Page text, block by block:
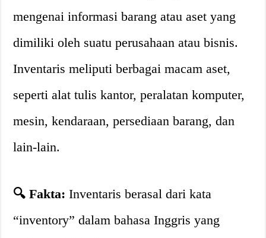
mengenai informasi barang atau aset yang
dimiliki oleh suatu perusahaan atau bisnis.
Inventaris meliputi berbagai macam aset,
seperti alat tulis kantor, peralatan komputer,
mesin, kendaraan, persediaan barang, dan
lain-lain.
🔍 Fakta: Inventaris berasal dari kata
“inventory” dalam bahasa Inggris yang